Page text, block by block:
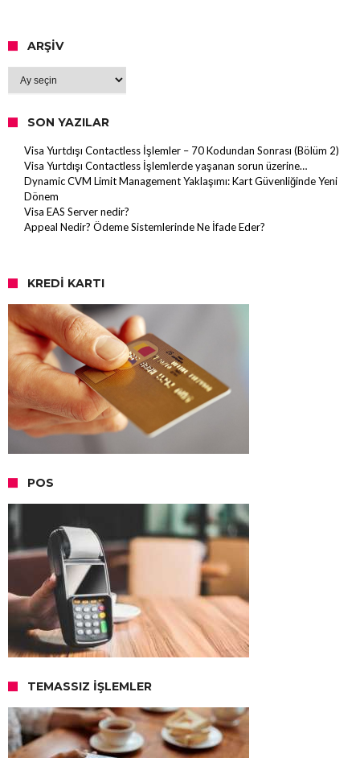
ARŞIV
SON YAZILAR
Visa Yurtdışı Contactless İşlemler – 70 Kodundan Sonrası (Bölüm 2)
Visa Yurtdışı Contactless İşlemlerde yaşanan sorun üzerine…
Dynamic CVM Limit Management Yaklaşımı: Kart Güvenliğinde Yeni
Dönem
Visa EAS Server nedir?
Appeal Nedir? Ödeme Sistemlerinde Ne İfade Eder?
KREDI KARTI
POS
TEMASSIZ İŞLEMLER